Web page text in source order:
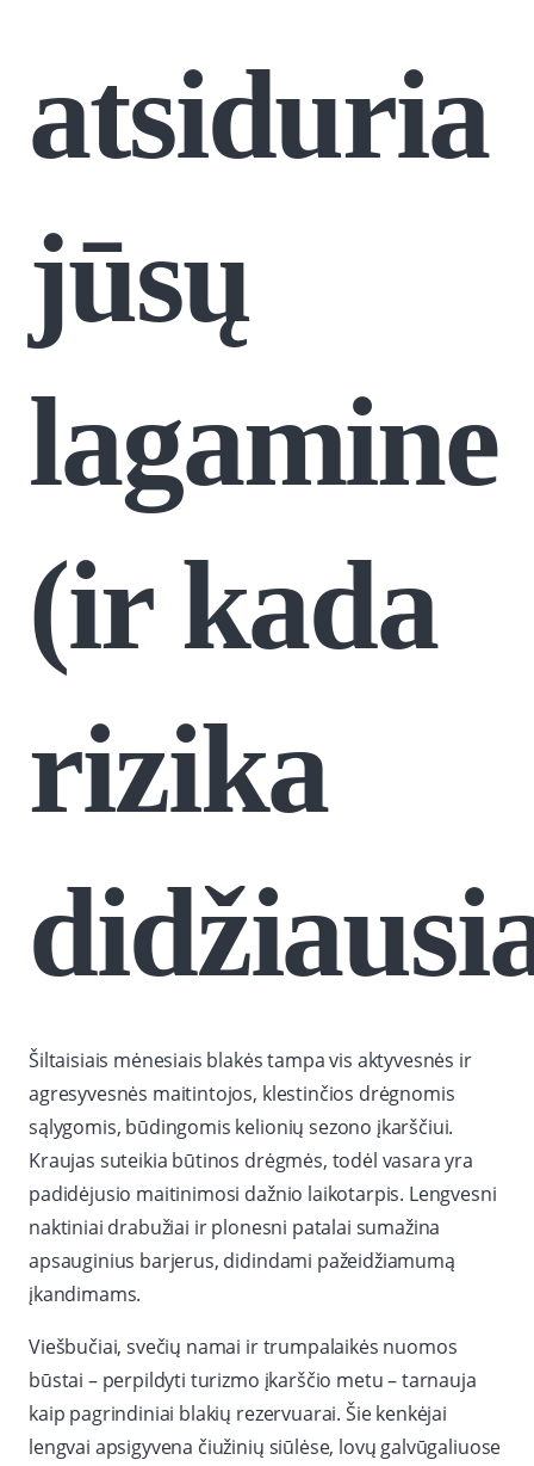
atsiduria
jūsų
lagamine
(ir kada
rizika
Šiltaisiais mėnesiais blakės tampa vis aktyvesnės ir
agresyvesnės maitintojos, klestinčios drėgnomis
sąlygomis, būdingomis kelionių sezono įkarščiui.
Kraujas suteikia būtinos drėgmės, todėl vasara yra
padidėjusio maitinimosi dažnio laikotarpis. Lengvesni
naktiniai drabužiai ir plonesni patalai sumažina
apsauginius barjerus, didindami pažeidžiamumą
įkandimams.
Viešbučiai, svečių namai ir trumpalaikės nuomos
būstai – perpildyti turizmo įkarščio metu – tarnauja
kaip pagrindiniai blakių rezervuarai. Šie kenkėjai
lengvai apsigyvena čiužinių siūlėse, lovų galvūgaliuose